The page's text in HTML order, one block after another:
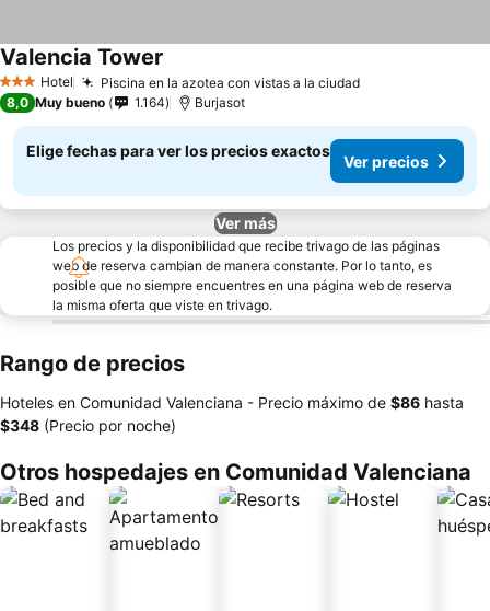
3 Estrellas
Hotel Piscina en la azotea con vistas a la ciudad
Valencia Tower
8,0 Muy bueno 1.164 Burjasot
Elige fechas para ver los precios exactos
Ver precios
Ver más
Los precios y la disponibilidad que recibe trivago de las páginas
web de reserva cambian de manera constante. Por lo tanto, es
posible que no siempre encuentres en una página web de reserva
la misma oferta que viste en trivago.
Rango de precios
Hoteles en Comunidad Valenciana - Precio máximo de ‎$86 hasta
‎$348 (Precio por noche)
Otros hospedajes en Comunidad Valenciana